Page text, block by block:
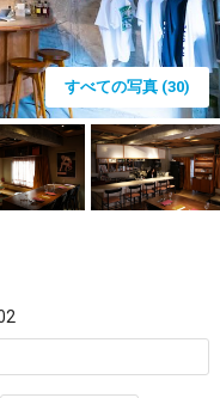
すべての写真 (30)